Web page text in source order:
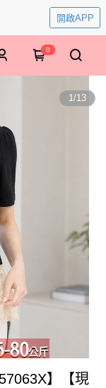
開啟APP
0
1/13
】【現